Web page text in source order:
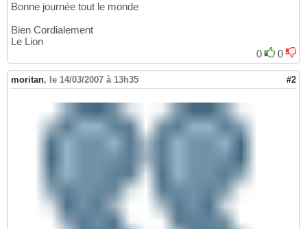
Bonne journée tout le monde
Bien Cordialement
Le Lion
0
0
moritan, le 14/03/2007 à 13h35 #2